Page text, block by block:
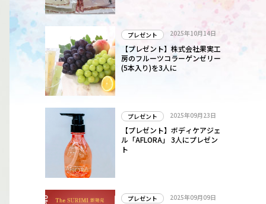
プレゼント 2025年10月14日
【プレゼント】株式会社果実工
房のフルーツコラーゲンゼリー
(5本入り)を3人に
プレゼント 2025年09月23日
【プレゼント】ボディケアジェ
ル「AFLORA」 3人にプレゼン
ト
プレゼント 2025年09月09日